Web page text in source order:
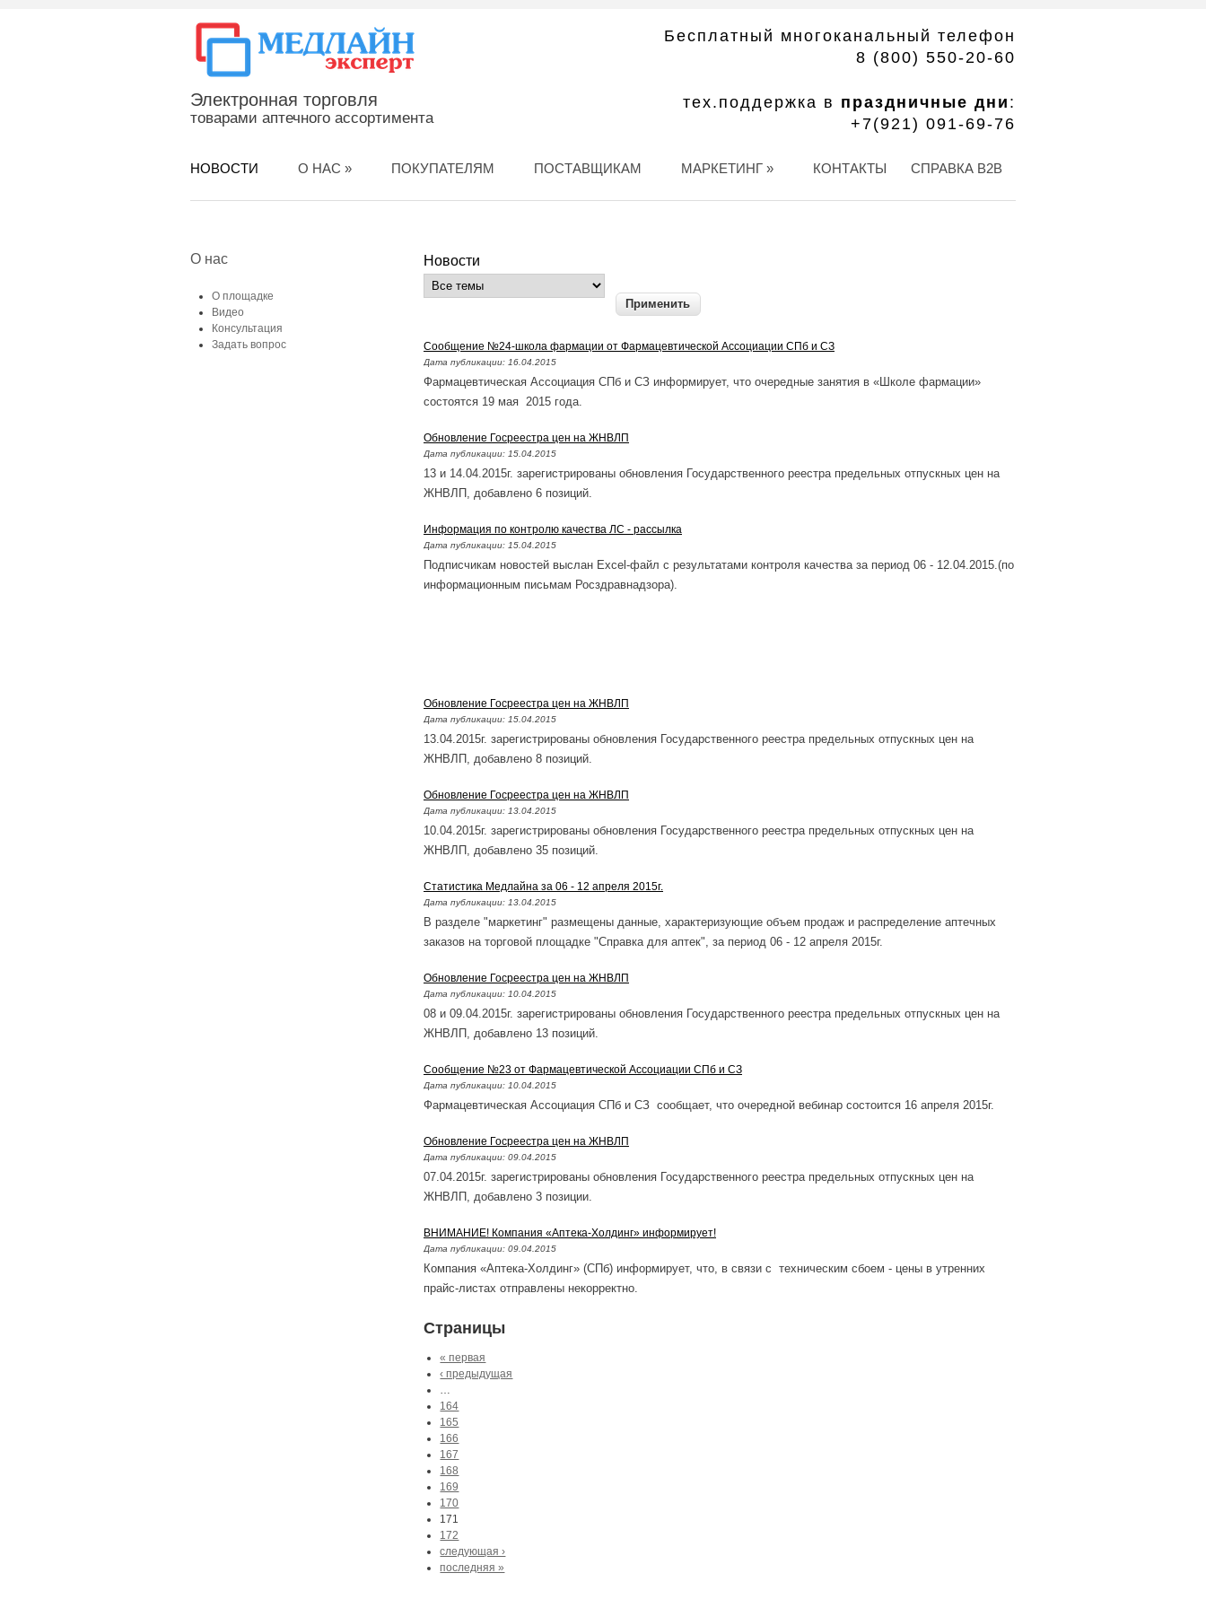
Электронная торговля
товарами аптечного ассортимента
Бесплатный многоканальный телефон
8 (800) 550-20-60
тех.поддержка в праздничные дни :
+7(921) 091-69-76
НОВОСТИ О НАС » ПОКУПАТЕЛЯМ ПОСТАВЩИКАМ МАРКЕТИНГ » КОНТАКТЫ СПРАВКА B2B
О нас
О площадке
Видео
Консультация
Задать вопрос
Новости
Cообщение №24-школа фармации от Фармацевтической Ассоциации СПб и СЗ
Дата публикации: 16.04.2015
Фармацевтическая Ассоциация СПб и СЗ информирует, что очередные занятия в «Школе фармации»
состоятся 19 мая 2015 года.
Обновление Госреестра цен на ЖНВЛП
Дата публикации: 15.04.2015
13 и 14.04.2015г. зарегистрированы обновления Государственного реестра предельных отпускных цен на
ЖНВЛП, добавлено 6 позиций.
Информация по контролю качества ЛС - рассылка
Дата публикации: 15.04.2015
Подписчикам новостей выслан Excel-файл с результатами контроля качества за период 06 - 12.04.2015.(по
информационным письмам Росздравнадзора).
Обновление Госреестра цен на ЖНВЛП
Дата публикации: 15.04.2015
13.04.2015г. зарегистрированы обновления Государственного реестра предельных отпускных цен на
ЖНВЛП, добавлено 8 позиций.
Обновление Госреестра цен на ЖНВЛП
Дата публикации: 13.04.2015
10.04.2015г. зарегистрированы обновления Государственного реестра предельных отпускных цен на
ЖНВЛП, добавлено 35 позиций.
Статистика Медлайна за 06 - 12 апреля 2015г.
Дата публикации: 13.04.2015
В разделе "маркетинг" размещены данные, характеризующие объем продаж и распределение аптечных
заказов на торговой площадке "Справка для аптек", за период 06 - 12 апреля 2015г.
Обновление Госреестра цен на ЖНВЛП
Дата публикации: 10.04.2015
08 и 09.04.2015г. зарегистрированы обновления Государственного реестра предельных отпускных цен на
ЖНВЛП, добавлено 13 позиций.
Cообщение №23 от Фармацевтической Ассоциации СПб и СЗ
Дата публикации: 10.04.2015
Фармацевтическая Ассоциация СПб и СЗ сообщает, что очередной вебинар состоится 16 апреля 2015г.
Обновление Госреестра цен на ЖНВЛП
Дата публикации: 09.04.2015
07.04.2015г. зарегистрированы обновления Государственного реестра предельных отпускных цен на
ЖНВЛП, добавлено 3 позиции.
ВНИМАНИЕ! Компания «Аптека-Холдинг» информирует!
Дата публикации: 09.04.2015
Компания «Аптека-Холдинг» (СПб) информирует, что, в связи с техническим сбоем - цены в утренних
прайс-листах отправлены некорректно.
Страницы
« первая
‹ предыдущая
164
165
166
167
168
169
170
171
172
следующая ›
последняя »